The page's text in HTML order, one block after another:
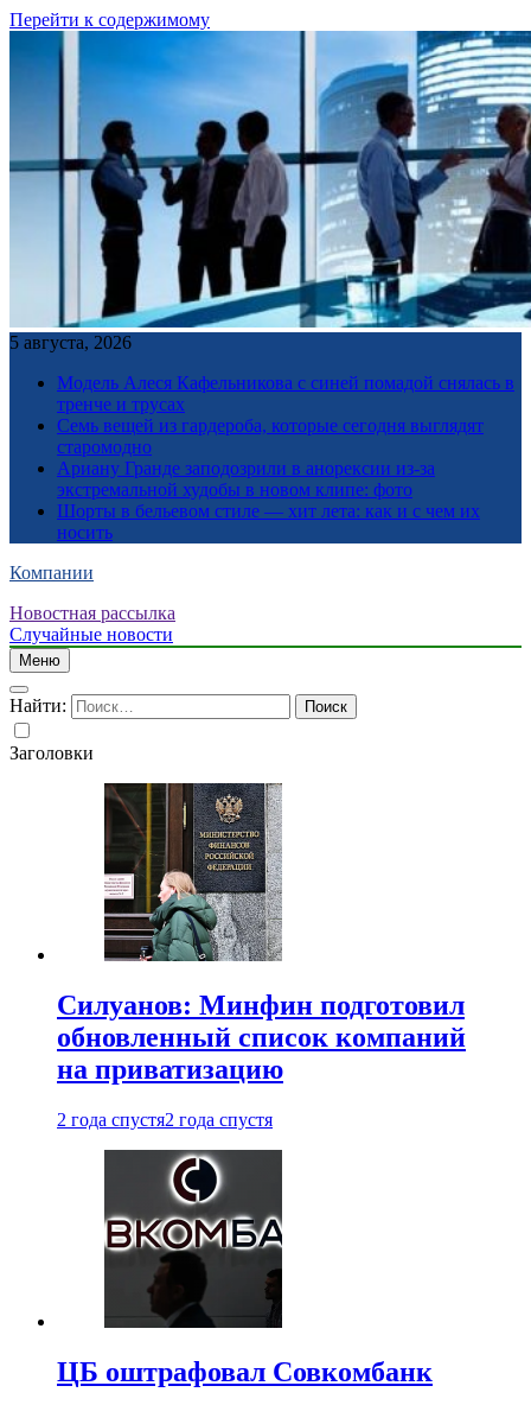
Перейти к содержимому
5 августа, 2026
Модель Алеся Кафельникова с синей помадой снялась в
тренче и трусах
Семь вещей из гардероба, которые сегодня выглядят
старомодно
Ариану Гранде заподозрили в анорексии из-за
экстремальной худобы в новом клипе: фото
Шорты в бельевом стиле — хит лета: как и с чем их
носить
Компании
Новостная рассылка
Случайные новости
Меню
Найти:
Заголовки
Силуанов: Минфин подготовил
обновленный список компаний
на приватизацию
2 года спустя2 года спустя
ЦБ оштрафовал Совкомбанк